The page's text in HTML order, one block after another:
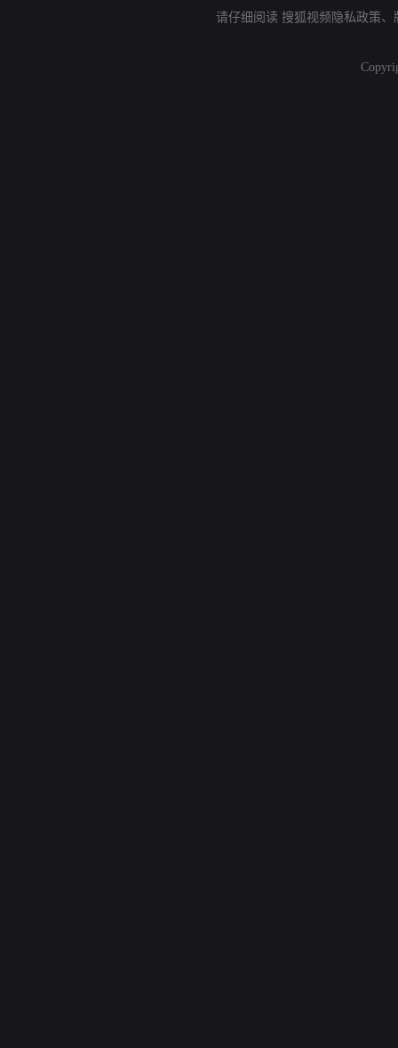
请仔细阅读 搜狐视频隐私政策、